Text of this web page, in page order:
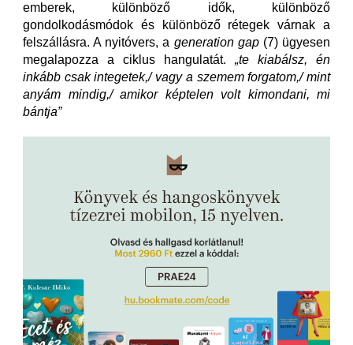
emberek, különböző idők, különböző
gondolkodásmódok és különböző rétegek várnak a
felszállásra. A nyitóvers, a generation gap (7) ügyesen
megalapozza a ciklus hangulatát. „te kiabálsz, én
inkább csak integetek,/ vagy a szemem forgatom,/ mint
anyám mindig,/ amikor képtelen volt kimondani, mi
bántja”